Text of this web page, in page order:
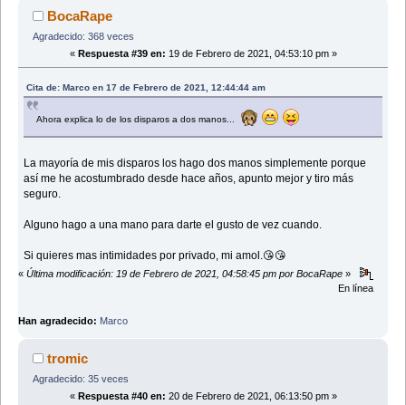
BocaRape
Agradecido: 368 veces
« Respuesta #39 en: 19 de Febrero de 2021, 04:53:10 pm »
Cita de: Marco en 17 de Febrero de 2021, 12:44:44 am
Ahora explica lo de los disparos a dos manos...
La mayoría de mis disparos los hago dos manos simplemente porque
así me he acostumbrado desde hace años, apunto mejor y tiro más
seguro.
Alguno hago a una mano para darte el gusto de vez cuando.
Si quieres mas intimidades por privado, mi amol.😘😘
« Última modificación: 19 de Febrero de 2021, 04:58:45 pm por BocaRape »
En línea
Han agradecido: Marco
tromic
Agradecido: 35 veces
« Respuesta #40 en: 20 de Febrero de 2021, 06:13:50 pm »